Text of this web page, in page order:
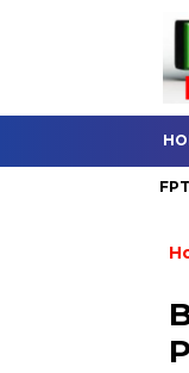
FPT2 Gelar